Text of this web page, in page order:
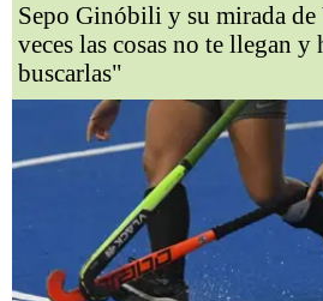
Sepo Ginóbili y su mirada
veces las cosas no te llegan y
buscarlas"